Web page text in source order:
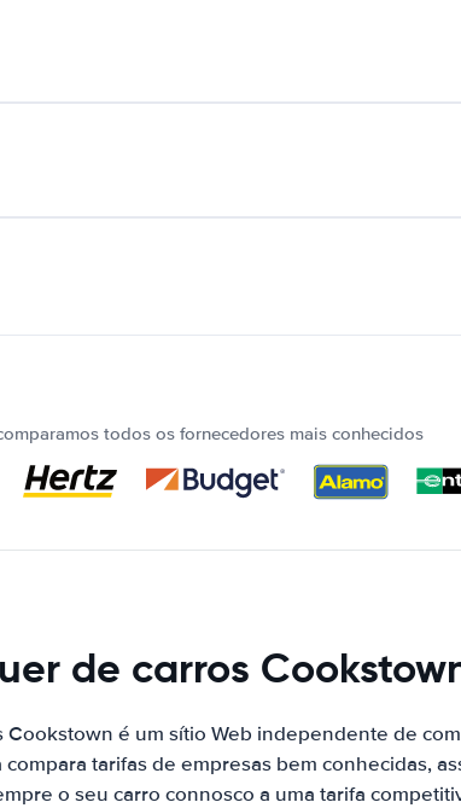
todos os fornecedores mais conhecidos
de carros
Cookstown é um sítio Web independente de
tarifas de empresas bem conhecidas,
o seu carro connosco a uma tarifa